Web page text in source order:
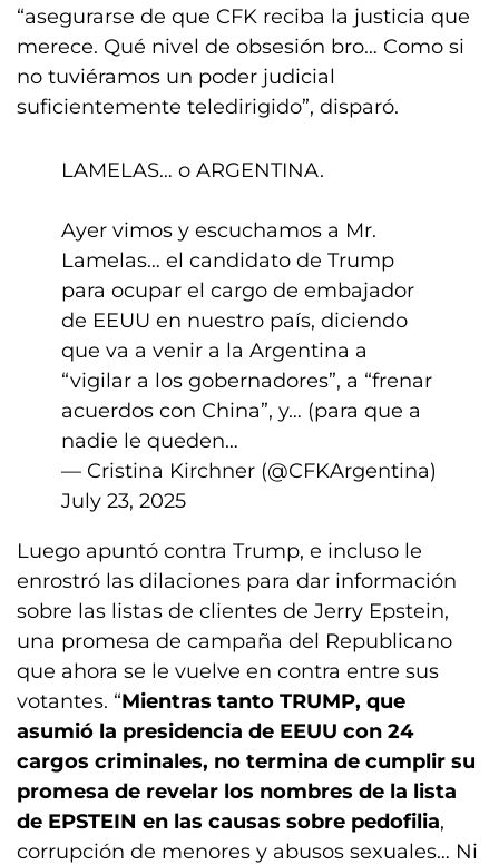
“asegurarse de que CFK reciba la justicia que
merece. Qué nivel de obsesión bro… Como si
no tuviéramos un poder judicial
suficientemente teledirigido”, disparó.
LAMELAS… o ARGENTINA.
Ayer vimos y escuchamos a Mr.
Lamelas… el candidato de Trump
para ocupar el cargo de embajador
de EEUU en nuestro país, diciendo
que va a venir a la Argentina a
“vigilar a los gobernadores”, a “frenar
acuerdos con China”, y… (para que a
nadie le queden…
— Cristina Kirchner (@CFKArgentina)
July 23, 2025
Luego apuntó contra Trump, e incluso le
enrostró las dilaciones para dar información
sobre las listas de clientes de Jerry Epstein,
una promesa de campaña del Republicano
que ahora se le vuelve en contra entre sus
votantes. “Mientras tanto TRUMP, que
asumió la presidencia de EEUU con 24
cargos criminales, no termina de cumplir su
promesa de revelar los nombres de la lista
de EPSTEIN en las causas sobre pedofilia,
corrupción de menores y abusos sexuales… Ni